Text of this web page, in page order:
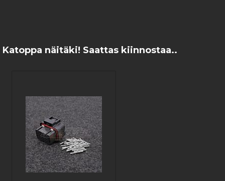
Katoppa näitäki! Saattas kiinnostaa..